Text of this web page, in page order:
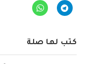
كتب لها صلة